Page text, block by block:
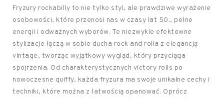
Fryzury rockabilly to nie tylko styl, ale prawdziwe wyrażenie
osobowości, które przenosi nas w czasy lat 50., pełne
energii i odważnych wyborów. Te niezwykle efektowne
stylizacje łączą w sobie ducha rock and rolla z elegancją
vintage, tworząc wyjątkowy wygląd, który przyciąga
spojrzenia. Od charakterystycznych victory rolls po
nowoczesne quiffy, każda fryzura ma swoje unikalne cechy i
techniki, które można z łatwością opanować. Oprócz